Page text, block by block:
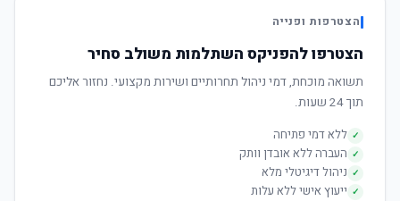
הצטרפות ופנייה
הצטרפו להפניקס השתלמות משולב סחיר
תשואה מוכחת, דמי ניהול תחרותיים ושירות מקצועי. נחזור אליכם
תוך 24 שעות.
✓ ללא דמי פתיחה
✓ העברה ללא אובדן וותק
✓ ניהול דיגיטלי מלא
✓ ייעוץ אישי ללא עלות